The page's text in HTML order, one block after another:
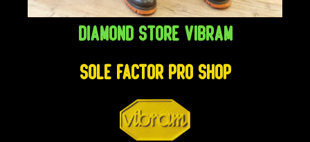
Diamond Store Vibram
SOLE FACTOR pro shop